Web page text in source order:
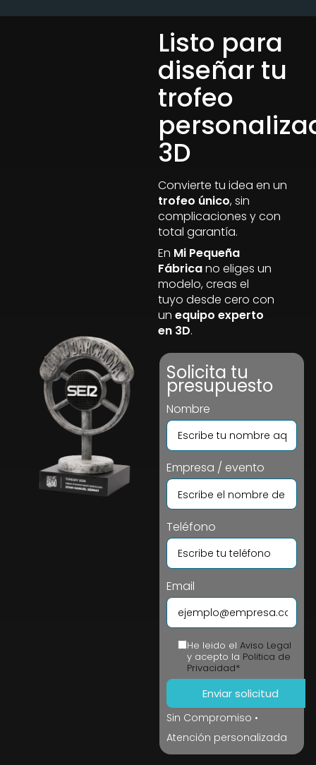
Listo para
diseñar tu
trofeo
3D
Convierte tu idea en un
trofeo único, sin
complicaciones y con
total garantía.
En Mi Pequeña
Fábricano eliges un
modelo, creas el
tuyo desde cero con
un equipo experto
en 3D.
Solicita tu
presupuesto
Nombre
Empresa / evento
Teléfono
Email
He leido el Aviso Legal
y acepto la Politica de
Privacidad*
Sin Compromiso •
Atención personalizada